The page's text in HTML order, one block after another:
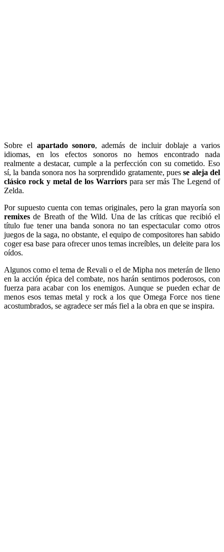
Sobre el apartado sonoro, además de incluir doblaje a varios
idiomas, en los efectos sonoros no hemos encontrado nada
realmente a destacar, cumple a la perfección con su cometido. Eso
sí, la banda sonora nos ha sorprendido gratamente, puesse aleja del
clásico rock y metal de los Warriors para ser más The Legend of
Zelda.
Por supuesto cuenta con temas originales, pero la gran mayoría son
remixes de Breath of the Wild. Una de las críticas que recibió el
título fue tener una banda sonora no tan espectacular como otros
juegos de la saga, no obstante, el equipo de compositores han sabido
coger esa base para ofrecer unos temas increíbles, un deleite para los
oídos.
Algunos como el tema de Revali o el de Mipha nos meterán de lleno
en la acción épica del combate, nos harán sentirnos poderosos, con
fuerza para acabar con los enemigos. Aunque se pueden echar de
menos esos temas metal y rock a los que Omega Force nos tiene
acostumbrados, se agradece ser más fiel a la obra en que se inspira.